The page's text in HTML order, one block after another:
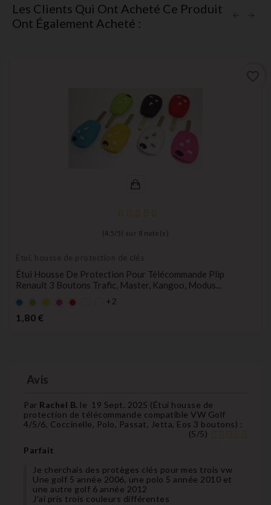
Les Clients Qui Ont Acheté Ce Produit
Ont Également Acheté :
(4,5 / 5) sur 8 note(s)
Étui, housse de protection de clés
Étui Housse De Protection Pour Télécommande Plip
Renault 3 Boutons Trafic, Master, Kangoo, Modus...
BleuVertJauneroserouge +2
1,80 €
Avis
Par Rachel B. le 19 Sept. 2025 (Étui housse de
protection de télécommande compatible VW Golf
4/5/6, Coccinelle, Polo, Passat, Jetta, Eos 3 boutons) :
(5/5)
Parfait
Je cherchais des protèges clés pour mes trois vw
Une golf 5 année 2006, une polo 5 année 2010 et
une autre golf 6 année 2012
J’ai pris trois couleurs différentes